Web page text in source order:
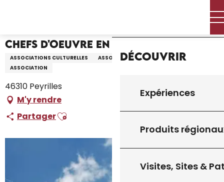
principal
Découvrir
Expériences
Produits
Visites, Sites &
Chefs d'Oeuvre en Peyrilles
ASSOCIATIONS CULTURELLES
ASSOCIATIONS DE LOISIRS
ASSOCIATION
46310 Peyrilles
M'y rendre
PartagerAjouter aux favoris